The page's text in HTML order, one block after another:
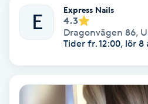
Kostrådgivning
Kroppspeeling
E
Express Nails
4.3
Dragonvägen 86,
Tider fr. 12:00, lör 8